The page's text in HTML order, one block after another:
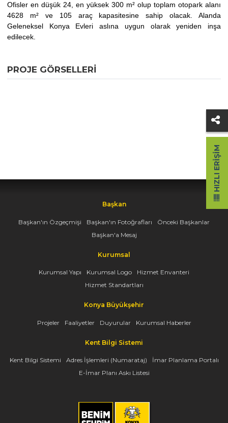
Ofisler en düşük 24, en yüksek 300 m² olup toplam otopark alanı
4628 m² ve 105 araç kapasitesine sahip olacak. Alanda
Geleneksel Konya Evleri aslına uygun olarak yeniden inşa
edilecek.
PROJE GÖRSELLERI
Başkan
Başkan'ın Özgeçmişi Başkan'ın Fotoğrafları
Önceki Başkanlar
Başkan'a Mesaj
Kurumsal
Kurumsal Yapı Kurumsal Logo
Hizmet Envanteri
Hizmet Standartları
Konya Büyükşehir
Projeler Faaliyetler Duyurular Kurumsal Haberler
Kent Bilgi Sistemi
Kent Bilgi Sistemi Adres İşlemleri (Numarataj)
İmar Planlama Portalı
E-İmar Planı Askı Listesi
HIZLI ERIŞIM